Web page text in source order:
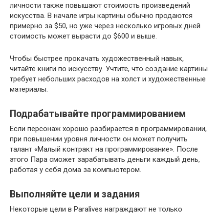
личности также повышают стоимость произведений
искусства. В начале игры картины обычно продаются
примерно за $50, но уже через несколько игровых дней
стоимость может вырасти до $600 и выше.
Чтобы быстрее прокачать художественный навык,
читайте книги по искусству. Учтите, что создание картины
требует небольших расходов на холст и художественные
материалы.
Подрабатывайте программированием
Если персонаж хорошо разбирается в программировании,
при повышении уровня личности он может получить
талант «Малый контракт на программирование». После
этого Пара сможет зарабатывать деньги каждый день,
работая у себя дома за компьютером.
Выполняйте цели и задания
Некоторые цели в Paralives награждают не только